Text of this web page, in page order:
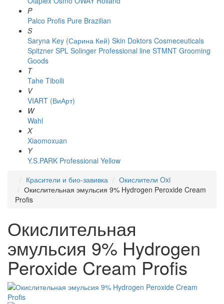
P
Palco Profis Pure Brazilian
S
Saryna Key (Сарина Кей) Skin Doktors Cosmeceuticals
Spitzner SPL Solinger Professional line STMNT Grooming
Goods
T
Tahe Tibolli
V
VIART (ВиАрт)
W
Wahl
X
Xiaomoxuan
Y
Y.S.PARK Professional Yellow
Красители и био-завивка
Окислители Oxi
Окислительная эмульсия 9% Hydrogen Peroxide Cream
Profis
Окислительная
эмульсия 9% Hydrogen
Peroxide Cream Profis